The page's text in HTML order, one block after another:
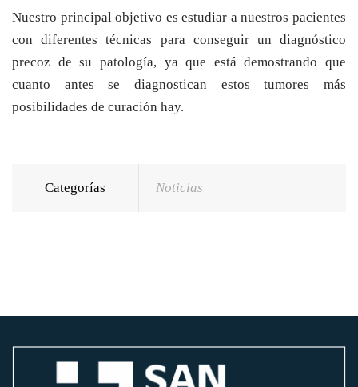
Nuestro principal objetivo es estudiar a nuestros pacientes
con diferentes técnicas para conseguir un diagnóstico
precoz de su patología, ya que está demostrando que
cuanto antes se diagnostican estos tumores más
posibilidades de curación hay.
Categorías Noticias